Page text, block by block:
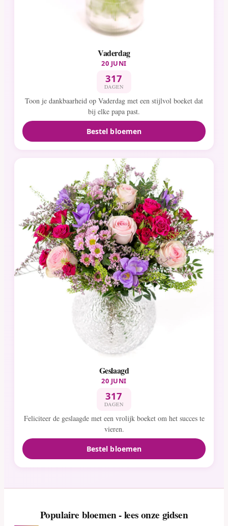
Vaderdag
20 JUNI
317
DAGEN
Toon je dankbaarheid op Vaderdag met een stijlvol boeket dat
bij elke papa past.
Bestel bloemen
Geslaagd
20 JUNI
317
DAGEN
Feliciteer de geslaagde met een vrolijk boeket om het succes te
vieren.
Bestel bloemen
Populaire bloemen - lees onze gidsen